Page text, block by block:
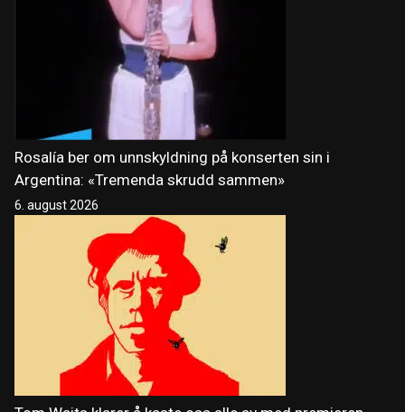
Rosalía ber om unnskyldning på konserten sin i
Argentina: «Tremenda skrudd sammen»
6. august 2026